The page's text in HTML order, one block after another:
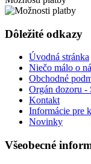
Dôležité odkazy
Úvodná stránka
Niečo málo o
Obchodné
Orgán dozoru -
Kontakt
Informácie pre
Novinky
Všeobecné